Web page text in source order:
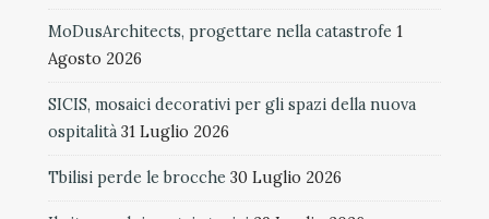
MoDusArchitects, progettare nella catastrofe 1
Agosto 2026
SICIS, mosaici decorativi per gli spazi della nuova
ospitalità 31 Luglio 2026
Tbilisi perde le brocche 30 Luglio 2026